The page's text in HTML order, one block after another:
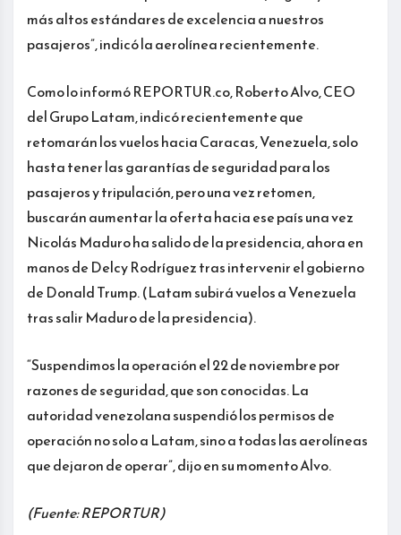
más altos estándares de excelencia a nuestros
pasajeros”, indicó la aerolínea recientemente.
Como lo informó REPORTUR.co, Roberto Alvo, CEO
del Grupo Latam, indicó recientemente que
retomarán los vuelos hacia Caracas, Venezuela, solo
hasta tener las garantías de seguridad para los
pasajeros y tripulación, pero una vez retomen,
buscarán aumentar la oferta hacia ese país una vez
Nicolás Maduro ha salido de la presidencia, ahora en
manos de Delcy Rodríguez tras intervenir el gobierno
de Donald Trump. (Latam subirá vuelos a Venezuela
tras salir Maduro de la presidencia).
“Suspendimos la operación el 22 de noviembre por
razones de seguridad, que son conocidas. La
autoridad venezolana suspendió los permisos de
operación no solo a Latam, sino a todas las aerolíneas
que dejaron de operar”, dijo en su momento Alvo.
(Fuente: REPORTUR)